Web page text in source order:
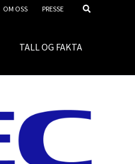
OM OSS PRESSE
TALL OG FAKTA